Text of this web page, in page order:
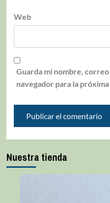
Web
Guarda mi nombre,
navegador para la
Nuestra tienda